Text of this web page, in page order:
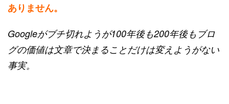
ありません。
Googleがブチ切れようが100年後も200年後もブロ
グの価値は文章で決まることだけは変えようがない
事実。